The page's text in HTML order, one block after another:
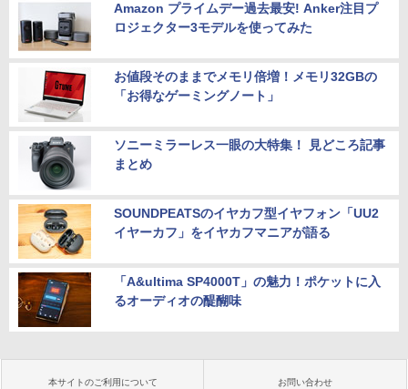
Amazon プライムデー過去最安! Anker注目プ
ロジェクター3モデルを使ってみた
お値段そのままでメモリ倍増！メモリ32GBの
「お得なゲーミングノート」
ソニーミラーレス一眼の大特集！ 見どころ記事
まとめ
SOUNDPEATSのイヤカフ型イヤフォン「UU2
イヤーカフ」をイヤカフマニアが語る
「A&ultima SP4000T」の魅力！ポケットに入
るオーディオの醍醐味
本サイトのご利用について お問い合わせ